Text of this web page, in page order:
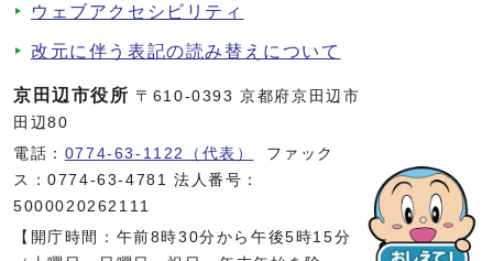
ウェブアクセシビリティ
改元に伴う表記の読み替えについて
京田辺市役所 〒610-0393 京都府京田辺市
田辺80
電話： 0774-63-1122（代表）
ファック
ス：0774-63-4781 法人番号：
5000020262111
【開庁時間：午前8時30分から午後5時15分